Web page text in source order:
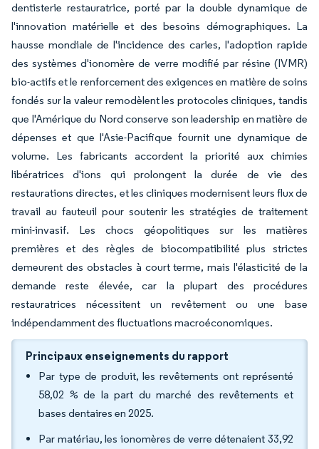
dentisterie restauratrice, porté par la double dynamique de
l'innovation matérielle et des besoins démographiques. La
hausse mondiale de l'incidence des caries, l'adoption rapide
des systèmes d'ionomère de verre modifié par résine (IVMR)
bio-actifs et le renforcement des exigences en matière de soins
fondés sur la valeur remodèlent les protocoles cliniques, tandis
que l'Amérique du Nord conserve son leadership en matière de
dépenses et que l'Asie-Pacifique fournit une dynamique de
volume. Les fabricants accordent la priorité aux chimies
libératrices d'ions qui prolongent la durée de vie des
restaurations directes, et les cliniques modernisent leurs flux de
travail au fauteuil pour soutenir les stratégies de traitement
mini-invasif. Les chocs géopolitiques sur les matières
premières et des règles de biocompatibilité plus strictes
demeurent des obstacles à court terme, mais l'élasticité de la
demande reste élevée, car la plupart des procédures
restauratrices nécessitent un revêtement ou une base
indépendamment des fluctuations macroéconomiques.
Principaux enseignements du rapport
Par type de produit, les revêtements ont représenté
58,02 % de la part du marché des revêtements et
bases dentaires en 2025.
Par matériau, les ionomères de verre détenaient 33,92